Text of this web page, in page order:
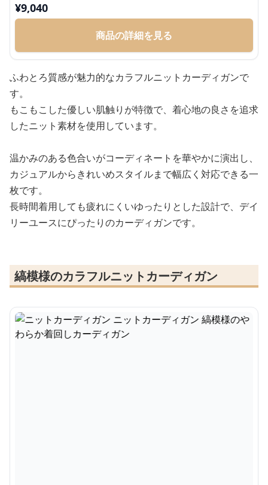
¥9,040
商品の詳細を見る
ふわとろ質感が魅力的なカラフルニットカーディガンで
す。
もこもこした優しい肌触りが特徴で、着心地の良さを追求
したニット素材を使用しています。
温かみのある色合いがコーディネートを華やかに演出し、
カジュアルからきれいめスタイルまで幅広く対応できる一
枚です。
長時間着用しても疲れにくいゆったりとした設計で、デイ
リーユースにぴったりのカーディガンです。
縞模様のカラフルニットカーディガン